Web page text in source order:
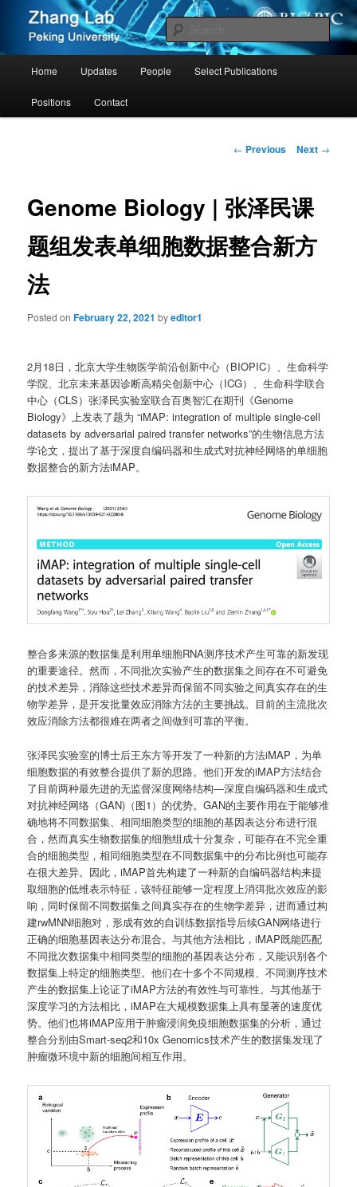
Cancer PKU
Zhang Group – Peking University
Skip
to
Home Updates People Select Publications
Positions Contact
Post
← Previous Next →
Genome Biology | 张泽民课
题组发表单细胞数据整合新方
法
Posted onFebruary 22, 2021 byeditor1
2月18日，北京大学生物医学前沿创新中心（BIOPIC）、生命科学
学院、北京未来基因诊断高精尖创新中心（ICG）、生命科学联合
中心（CLS）张泽民实验室联合百奥智汇在期刊《Genome
Biology》上发表了题为 “iMAP: integration of multiple single-cell
datasets by adversarial paired transfer networks”的生物信息方法
学论文，提出了基于深度自编码器和生成式对抗神经网络的单细胞
数据整合的新方法iMAP。
整合多来源的数据集是利用单细胞RNA测序技术产生可靠的新发现
的重要途径。然而，不同批次实验产生的数据集之间存在不可避免
的技术差异，消除这些技术差异而保留不同实验之间真实存在的生
物学差异，是开发批量效应消除方法的主要挑战。目前的主流批次
效应消除方法都很难在两者之间做到可靠的平衡。
张泽民实验室的博士后王东方等开发了一种新的方法iMAP，为单
细胞数据的有效整合提供了新的思路。他们开发的iMAP方法结合
了目前两种最先进的无监督深度网络结构—深度自编码器和生成式
对抗神经网络（GAN)（图1）的优势。GAN的主要作用在于能够准
确地将不同数据集、相同细胞类型的细胞的基因表达分布进行混
合，然而真实生物数据集的细胞组成十分复杂，可能存在不完全重
合的细胞类型，相同细胞类型在不同数据集中的分布比例也可能存
在很大差异。因此，iMAP首先构建了一种新的自编码器结构来提
取细胞的低维表示特征，该特征能够一定程度上消弭批次效应的影
响，同时保留不同数据集之间真实存在的生物学差异，进而通过构
建rwMNN细胞对，形成有效的自训练数据指导后续GAN网络进行
正确的细胞基因表达分布混合。与其他方法相比，iMAP既能匹配
不同批次数据集中相同类型的细胞的基因表达分布，又能识别各个
数据集上特定的细胞类型。他们在十多个不同规模、不同测序技术
产生的数据集上论证了iMAP方法的有效性与可靠性。与其他基于
深度学习的方法相比，iMAP在大规模数据集上具有显著的速度优
势。他们也将iMAP应用于肿瘤浸润免疫细胞数据集的分析，通过
整合分别由Smart-seq2和10x Genomics技术产生的数据集发现了
肿瘤微环境中新的细胞间相互作用。